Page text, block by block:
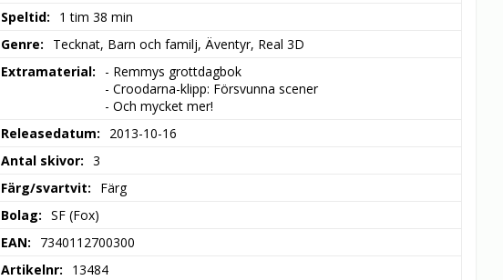
Speltid
1 tim 38 min
Genre
Tecknat, Barn och familj, Äventyr, Real 3D
Extramaterial
- Remmys grottdagbok
- Croodarna-klipp: Försvunna scener
- Och mycket mer!
Releasedatum
2013-10-16
Antal skivor
3
Färg/svartvit
Färg
Bolag
SF (Fox)
EAN
7340112700300
Artikelnr
13484